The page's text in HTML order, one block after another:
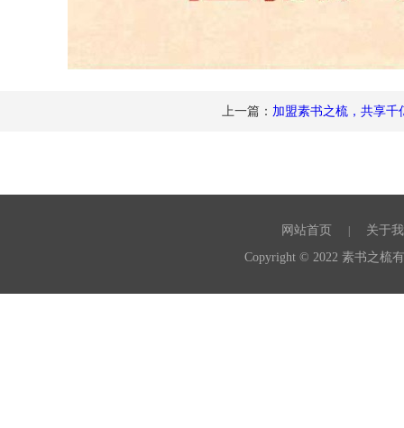
上一篇： 加盟素书之梳，共享千
网站首页
关于
Copyright © 2022 素书之梳